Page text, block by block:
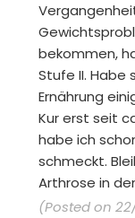
bekommen,
Stufe II. Habe
Ernährung
Kur erst seit
habe ich
schmeckt.
Arthrose in
(Posted on